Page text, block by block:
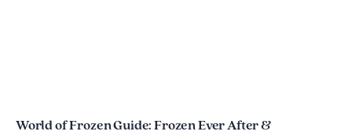
World of Frozen Guide: Frozen Ever After &